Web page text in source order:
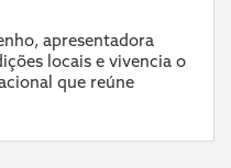
apresentadora
locais e vivencia o
que reúne